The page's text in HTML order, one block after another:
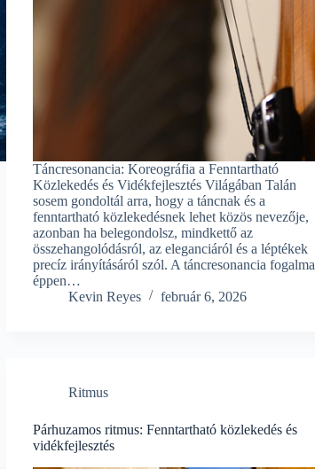
Táncresonancia: Koreográfia a Fenntartható
Közlekedés és Vidékfejlesztés Világában Talán
sosem gondoltál arra, hogy a táncnak és a
fenntartható közlekedésnek lehet közös nevezője,
azonban ha belegondolsz, mindkettő az
összehangolódásról, az eleganciáról és a léptékek
precíz irányításáról szól. A táncresonancia fogalma
éppen…
Kevin Reyes
február 6, 2026
Ritmus
Párhuzamos ritmus: Fenntartható közlekedés és
vidékfejlesztés